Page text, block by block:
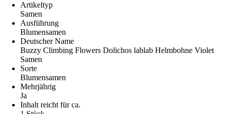
Artikeltyp
Samen
Ausführung
Blumensamen
Deutscher Name
Buzzy Climbing Flowers Dolichos lablab Helmbohne Violet
Samen
Sorte
Blumensamen
Mehrjährig
Ja
Inhalt reicht für ca.